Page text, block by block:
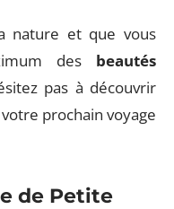
nature et que vous
des beautés
pas à découvrir
prochain voyage
de Petite